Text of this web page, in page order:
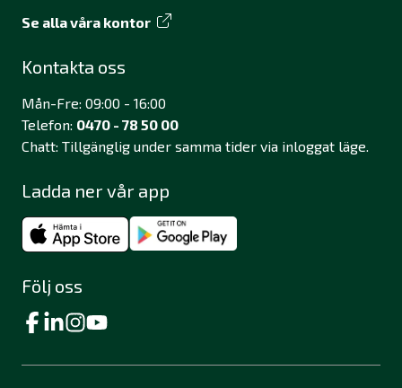
Se alla våra kontor
Kontakta oss
Mån-Fre: 09:00 - 16:00
Telefon: 0470 - 78 50 00
Chatt: Tillgänglig under samma tider via inloggat läge.
Ladda ner vår app
Följ oss